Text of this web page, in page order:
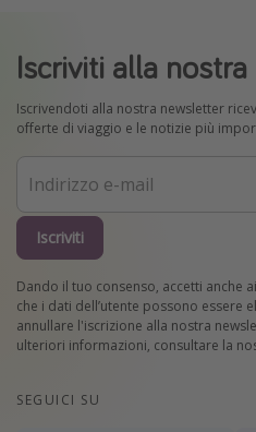
Iscriviti alla
Iscrivendoti alla nostra newsletter
offerte di viaggio e le notizie più
Iscriviti
Dando il tuo consenso, accetti anche
che i dati dell’utente possono essere
annullare l'iscrizione alla nostra
ulteriori informazioni, consultare la
SEGUICI SU